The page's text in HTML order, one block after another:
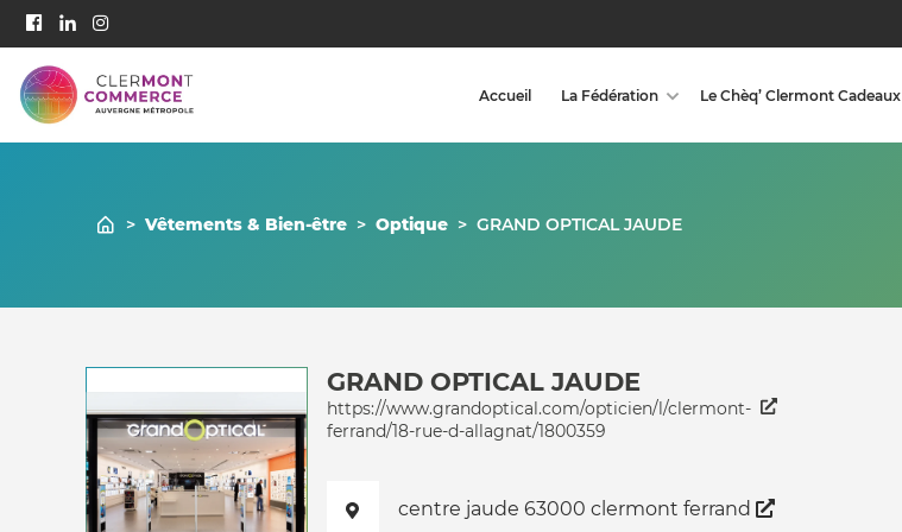
Accueil La Fédération Le Chèq’ Clermont Cadeaux
> Vêtements & Bien-être > Optique > GRAND OPTICAL JAUDE
GRAND OPTICAL JAUDE
https://www.grandoptical.com/opticien/l/clermont-
ferrand/18-rue-d-allagnat/1800359
centre jaude 63000 clermont ferrand